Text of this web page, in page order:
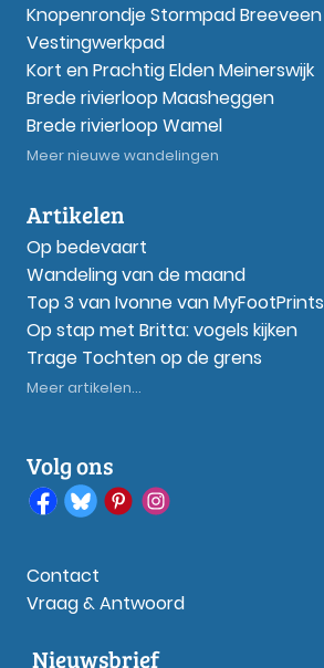
Knopenrondje Stormpad Breeveen
Vestingwerkpad
Kort en Prachtig Elden Meinerswijk
Brede rivierloop Maasheggen
Brede rivierloop Wamel
Meer nieuwe wandelingen
Artikelen
Op bedevaart
Wandeling van de maand
Top 3 van Ivonne van MyFootPrints
Op stap met Britta: vogels kijken
Trage Tochten op de grens
Meer artikelen...
Volg ons
Contact
Vraag & Antwoord
Nieuwsbrief